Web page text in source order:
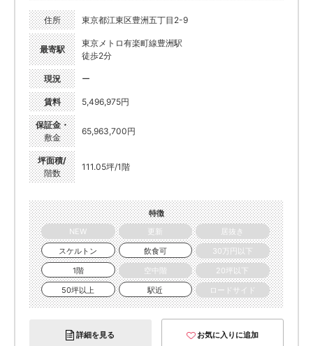
住所 東京都江東区豊洲五丁目2-9
最寄駅
東京メトロ有楽町線豊洲駅
徒歩2分
現況 ー
賃料 5,496,975円
保証金・
敷金
65,963,700円
坪面積/
階数
111.05坪/1階
特徴
NEW
更新
居抜き
スケルトン
飲食可
30万円以下
1階
空中階
20坪以下
50坪以上
駅近 ロードサイド
詳細を見る お気に入りに追加